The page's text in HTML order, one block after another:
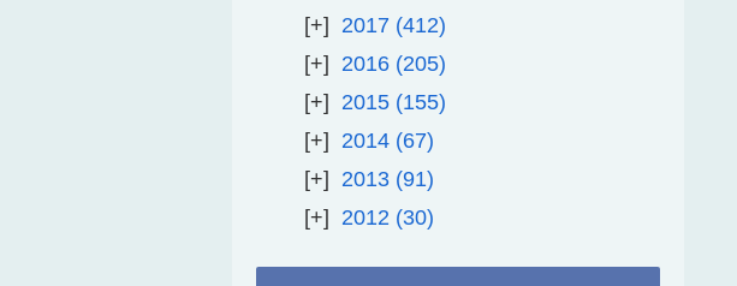
2017 412
2016 205
2015 155
2014 67
2013 91
2012
30